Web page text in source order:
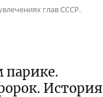
глав СССР.
парике.
История